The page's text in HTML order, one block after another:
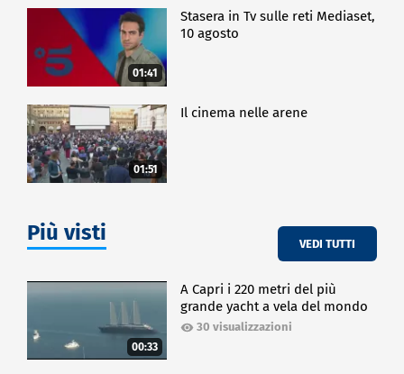
01:41
Stasera in Tv sulle reti Mediaset,
10 agosto
01:51
Il cinema nelle arene
Più visti VEDI TUTTI
00:33
A Capri i 220 metri del più
grande yacht a vela del mondo
30 visualizzazioni